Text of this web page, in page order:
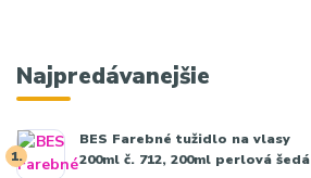
Najpredávanejšie
1.
BES Farebné tužidlo na vlasy
200ml č. 712, 200ml perlová šedá